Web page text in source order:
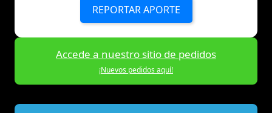
REPORTAR APORTE
Accede a nuestro sitio de pedidos
¡Nuevos pedidos aquí!